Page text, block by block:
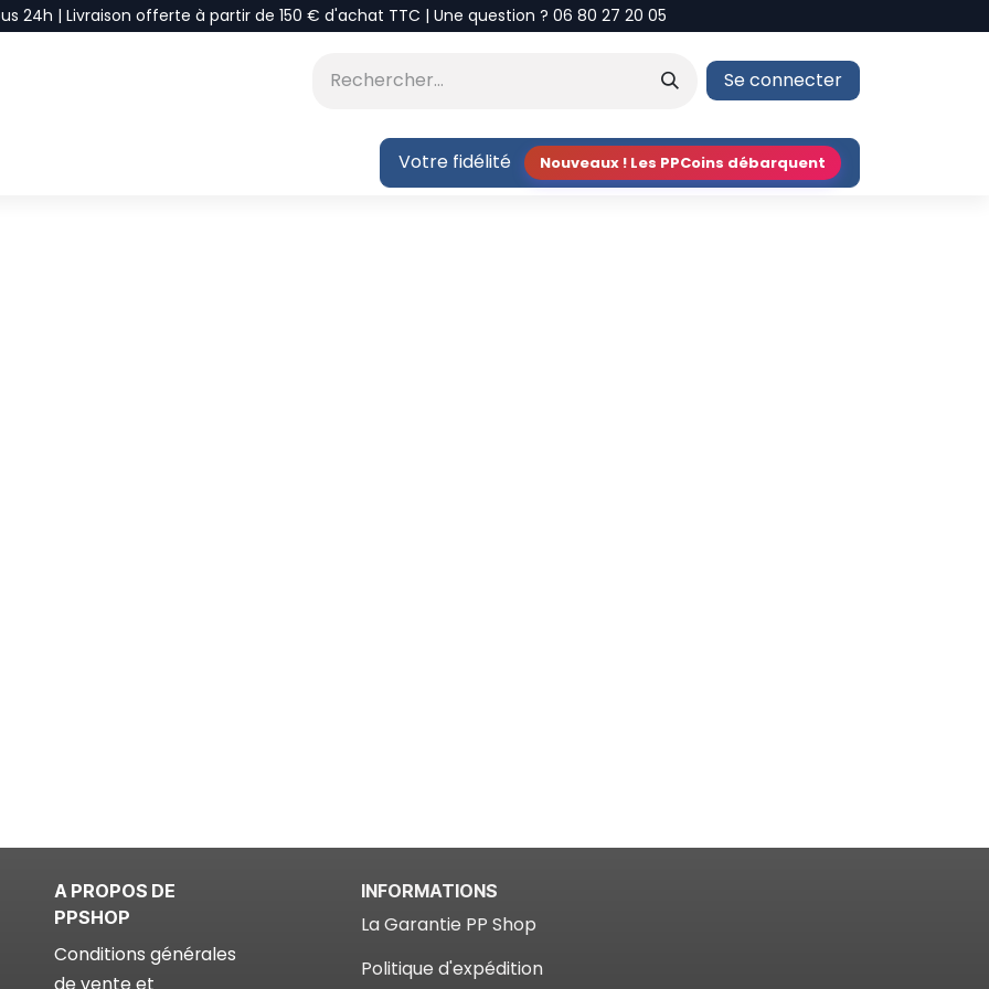
24h | Livraison offerte à partir de 150 € d'achat TTC | Une question ? 06 80 27 20 05
Se connecter
Votre fidélité Nouveaux ! Les PPCoins débarquent
A PROPOS DE
PPSHOP
Conditions générales
INFORMATIONS
La Garantie PP Shop​
Politique d'expédition